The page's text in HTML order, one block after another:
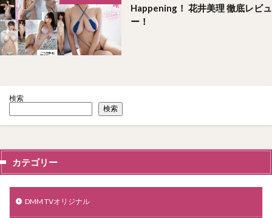
Happening！ 花井美理 徹底レビュ
ー！
検索
検索
カテゴリー
DMM TVオリジナル